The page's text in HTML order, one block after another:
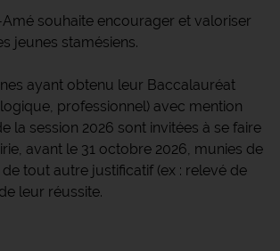
Amé souhaite encourager et valoriser
jeunes stamésiens.
ayant obtenu leur Baccalauréat
professionnel) avec mention
la session 2026 sont invitées à se faire
avant le 31 octobre 2026, munies de
tout autre justificatif (ex : relevé de
leur réussite.